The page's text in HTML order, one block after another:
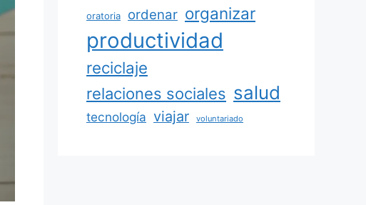
oratoria ordenar organizar
productividad
reciclaje
relaciones sociales salud
tecnología viajar voluntariado